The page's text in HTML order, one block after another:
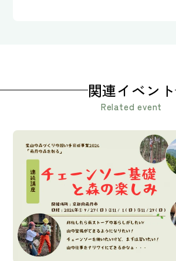
関連イベント
Related event